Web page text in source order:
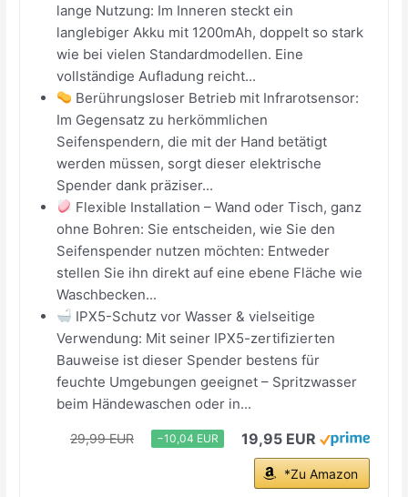
lange Nutzung: Im Inneren steckt ein
langlebiger Akku mit 1200mAh, doppelt so stark
wie bei vielen Standardmodellen. Eine
vollständige Aufladung reicht...
Berührungsloser Betrieb mit Infrarotsensor:
Im Gegensatz zu herkömmlichen
Seifenspendern, die mit der Hand betätigt
werden müssen, sorgt dieser elektrische
Spender dank präziser...
Flexible Installation – Wand oder Tisch, ganz
ohne Bohren: Sie entscheiden, wie Sie den
Seifenspender nutzen möchten: Entweder
stellen Sie ihn direkt auf eine ebene Fläche wie
Waschbecken...
IPX5-Schutz vor Wasser & vielseitige
Verwendung: Mit seiner IPX5-zertifizierten
Bauweise ist dieser Spender bestens für
feuchte Umgebungen geeignet – Spritzwasser
beim Händewaschen oder in...
29,99 EUR −10,04 EUR 19,95 EUR
*Zu Amazon